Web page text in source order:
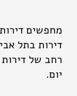
מחפשים
דירות בתל
רחב של
יום.